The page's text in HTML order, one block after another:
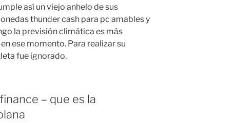
así un viejo anhelo de sus
thunder cash para pc amables y
la previsión climática es más
ese momento. Para realizar su
fue ignorado.
– que es la